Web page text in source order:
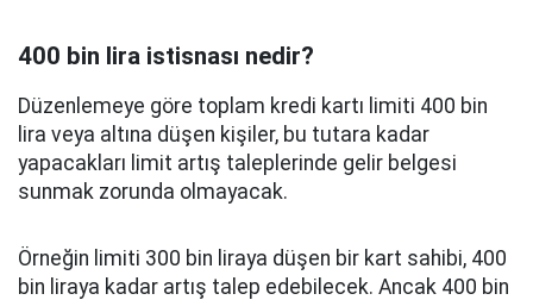
400 bin lira istisnası nedir?
Düzenlemeye göre toplam kredi kartı limiti 400 bin
lira veya altına düşen kişiler, bu tutara kadar
yapacakları limit artış taleplerinde gelir belgesi
sunmak zorunda olmayacak.
Örneğin limiti 300 bin liraya düşen bir kart sahibi, 400
bin liraya kadar artış talep edebilecek. Ancak 400 bin